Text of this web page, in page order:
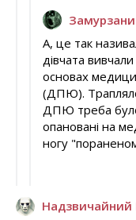
А, це так
дівчата
основах
(ДПЮ).
ДПЮ треба було
опановані на
ногу
Надзвичайний